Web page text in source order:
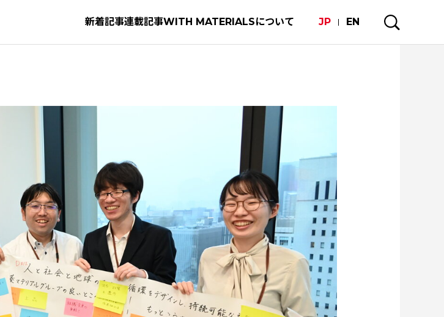
新着記事連載記事WITH MATERIALSについて JP EN
から探す
を。 特集：可能性の素材「タングステン」を世界へ 森とマテリアル
ソザイのヒミツ
価値観 安全への取り組み 特集：人と社会と地球のために
Rycycling